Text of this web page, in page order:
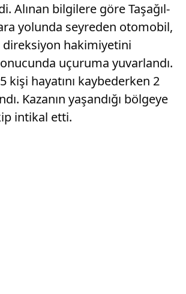
Alınan bilgilere göre Taşağıl-
yolunda seyreden otomobil,
hakimiyetini
uçuruma yuvarlandı.
kişi hayatını kaybederken 2
Kazanın yaşandığı bölgeye
intikal etti.